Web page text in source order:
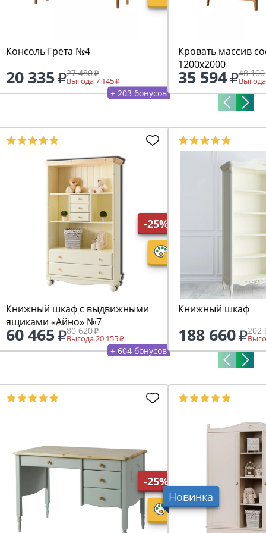
Консоль Грета №4
20 335 27 480
Выгода 7 145
+ 203 бонусов
Кровать массив
1200х2000
35 594 48 100
-25%
Книжный шкаф с выдвижными
ящиками «Айно» №7
60 465 80 620
Выгода 20 155
+ 604 бонусов
Книжный шкаф
188 660 202
-25%
Новинка